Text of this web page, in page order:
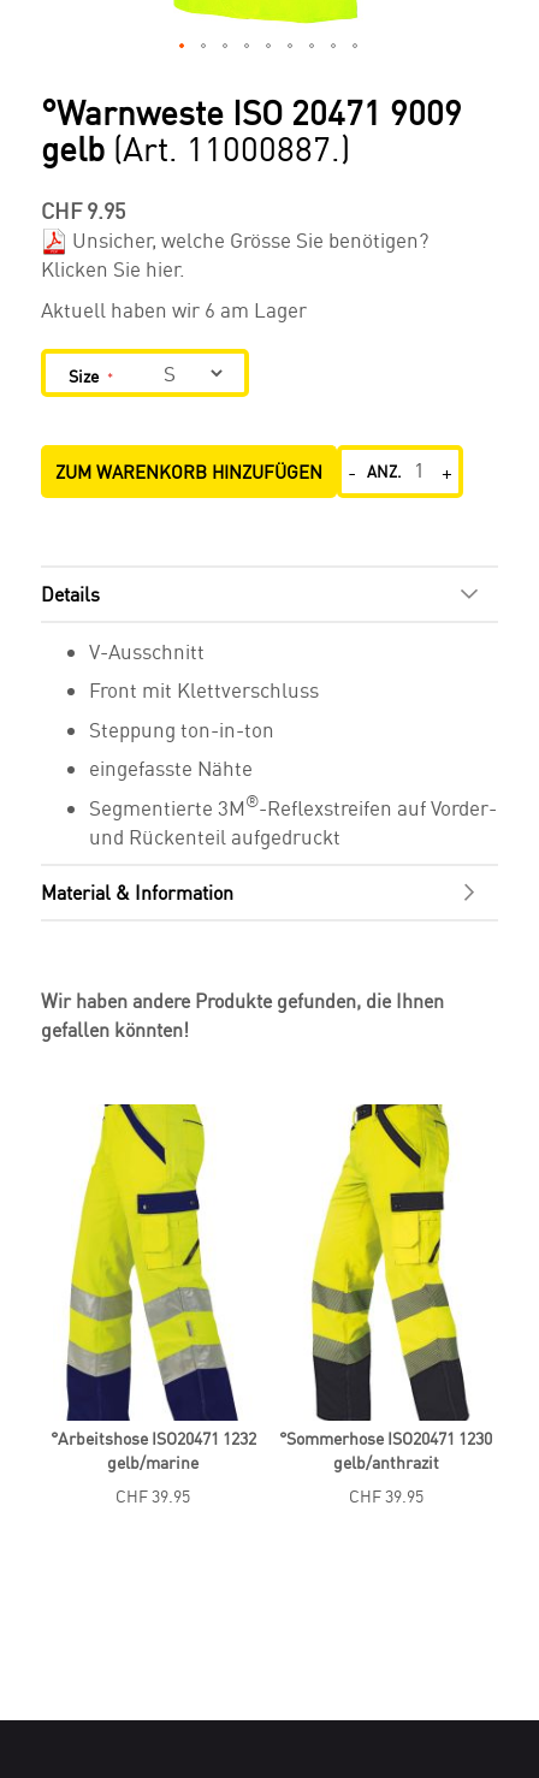
°Warnweste ISO 20471 9009
gelb (Art. 11000887.)
CHF 9.95
Unsicher, welche Grösse Sie benötigen?
Klicken Sie hier.
Aktuell haben wir 6 am Lager
Size
- ANZ. +
ZUM WARENKORB HINZUFÜGEN
Details
V-Ausschnitt
Front mit Klettverschluss
Steppung ton-in-ton
eingefasste Nähte
Segmentierte 3M®-Reflexstreifen auf Vorder-
und Rückenteil aufgedruckt
Material & Information
TO
THE
BEGINNING
THE
IMAGES
GALLERY
Wir haben andere Produkte gefunden, die Ihnen
gefallen könnten!
°Arbeitshose ISO20471 1232
gelb/marine
CHF 39.95
°Sommerhose ISO20471 1230
gelb/anthrazit
CHF 39.95